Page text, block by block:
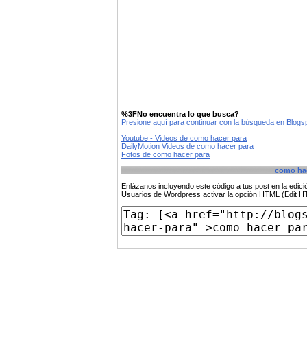
%3FNo encuentra lo que busca?
Presione aquí para continuar con la búsqueda en
Youtube - Videos de como hacer para
DailyMotion Videos de como hacer para
Fotos de como hacer para
como
Enlázanos incluyendo este código a tus post en la
Usuarios de Wordpress activar la opción HTML (Edit